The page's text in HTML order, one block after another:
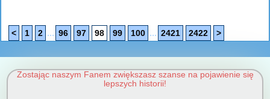
< 1 2 ... 96 97 98 99 100 ... 2421 2422 >
Zostając naszym Fanem zwiększasz szanse na pojawienie się
lepszych historii!